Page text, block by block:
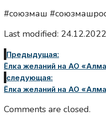
#союзмаш
Last modified: 24.12.2022
Предыдущая:
Ёлка желаний на АО
следующая:
Ёлка желаний на АО
Comments are closed.